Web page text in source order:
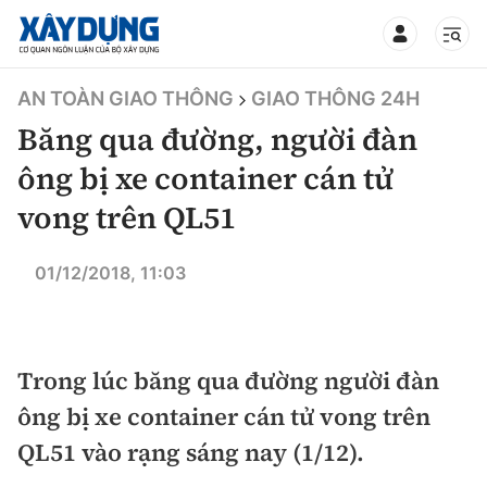
TIN BỘ XÂY DỰNG
CHUYÊN MỤC
Mới nhất
Chính trị
Xã hội
Xây dựng
Chỉ đạo điều hành
Giao thông
AN TOÀN GIAO THÔNG GIAO THÔNG 24H
Băng qua đường, người đàn
ông bị xe container cán tử
vong trên QL51
01/12/2018, 11:03
Trong lúc băng qua đường người đàn
ông bị xe container cán tử vong trên
QL51 vào rạng sáng nay (1/12).